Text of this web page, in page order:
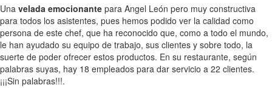
Una velada emocionante para Angel León pero muy constructiva
para todos los asistentes, pues hemos podido ver la calidad como
persona de este chef, que ha reconocido que, como a todo el mundo,
le han ayudado su equipo de trabajo, sus clientes y sobre todo, la
suerte de poder ofrecer estos productos. En su restaurante, según
palabras suyas, hay 18 empleados para dar servicio a 22 clientes.
¡¡¡Sin palabras!!!.